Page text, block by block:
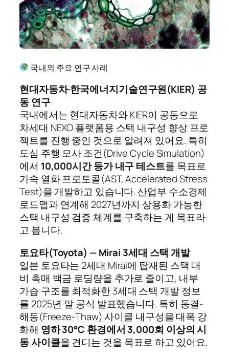
국내외 주요 연구 사례
현대자동차·한국에너지기술연구원(KIER) 공
동 연구
국내에서는 현대자동차와 KIER이 공동으로
차세대 NEXO 플랫폼용 스택 내구성 향상 프로
젝트를 진행 중인 것으로 알려져 있어요. 특히
도심 주행 모사 조건(Drive Cycle Simulation)
에서 10,000시간 등가 내구 테스트를 목표로
가속 열화 프로토콜(AST, Accelerated Stress
Test)을 개발하고 있습니다. 산업부 수소경제
로드맵과 연계해 2027년까지 상용화 가능한
스택 내구성 검증 체계를 구축하는 게 목표라
고 봅니다.
토요타(Toyota) — Mirai 3세대 스택 개발
일본 토요타는 2세대 Mirai에 탑재된 스택 대
비 촉매 백금 로딩량을 추가로 줄이고, 내부
가습 구조를 최적화한 3세대 스택 개발 정보
를 2025년 말 공식 발표했습니다. 특히 동결-
해동(Freeze-Thaw) 사이클 내구성을 대폭 강
화해 영하 30°C 환경에서 3,000회 이상의 시
동 사이클을 견디는 것을 목표로 하고 있어요.